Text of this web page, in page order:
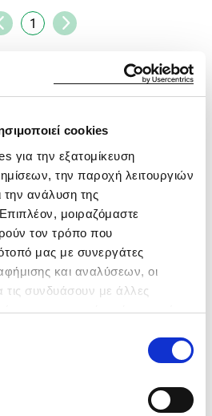
cookies
για την εξατομίκευση
την παροχή λειτουργιών
ανάλυση της
μοιραζόμαστε
τον τρόπο που
μας με συνεργάτες
και αναλύσεων, οι
τις συνδυάσουν με άλλες
παραχωρήσει ή τις οποίες
1
από την Karenta